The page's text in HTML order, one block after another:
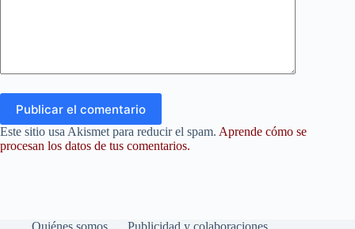
Publicar el comentario
Este sitio usa Akismet para reducir el spam. Aprende cómo se
procesan los datos de tus comentarios.